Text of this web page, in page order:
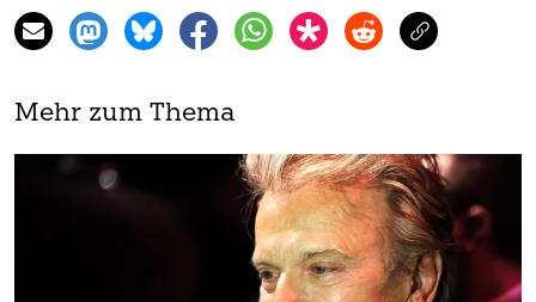
Mehr zum Thema